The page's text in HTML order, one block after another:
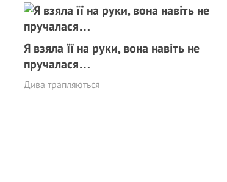
Я взяла її на руки, вона навіть не
пручалася…
Дива трапляються